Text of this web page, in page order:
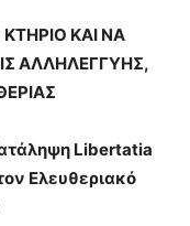
ΚΑΙ ΝΑ
ΑΛΛΗΛΕΓΓΥΗΣ,
Libertatia
Ελευθεριακό